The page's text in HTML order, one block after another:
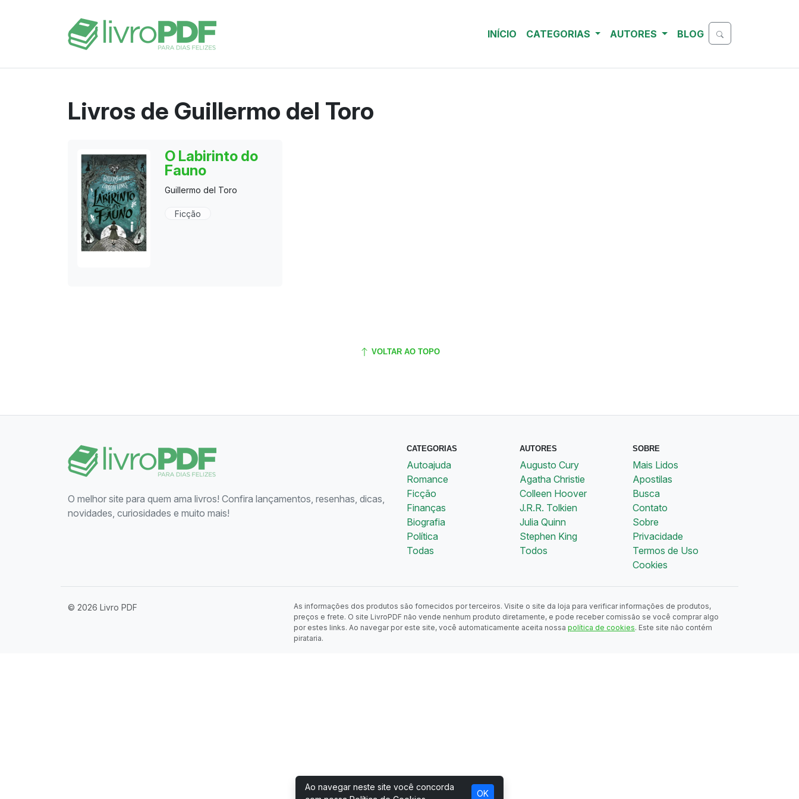
INÍCIO CATEGORIAS AUTORES BLOG
Livros de Guillermo del Toro
O Labirinto do
Fauno
Guillermo del Toro
Ficção
VOLTAR AO TOPO
O melhor site para quem ama livros! Confira lançamentos, resenhas, dicas,
novidades, curiosidades e muito mais!
CATEGORIAS
Autoajuda
Romance
Ficção
Finanças
Biografia
Política
Todas
AUTORES
Augusto Cury
Agatha Christie
Colleen Hoover
J.R.R. Tolkien
Julia Quinn
Stephen King
Todos
SOBRE
Mais Lidos
Apostilas
Busca
Contato
Sobre
Privacidade
Termos de Uso
Cookies
© 2026 Livro PDF
As informações dos produtos são fornecidos por terceiros. Visite o site da loja para verificar informações de produtos,
preços e frete. O site LivroPDF não vende nenhum produto diretamente, e pode receber comissão se você comprar algo
por estes links. Ao navegar por este site, você automaticamente aceita nossa política de cookies. Este site não contém
pirataria.
Ao navegar neste site você concorda
OK